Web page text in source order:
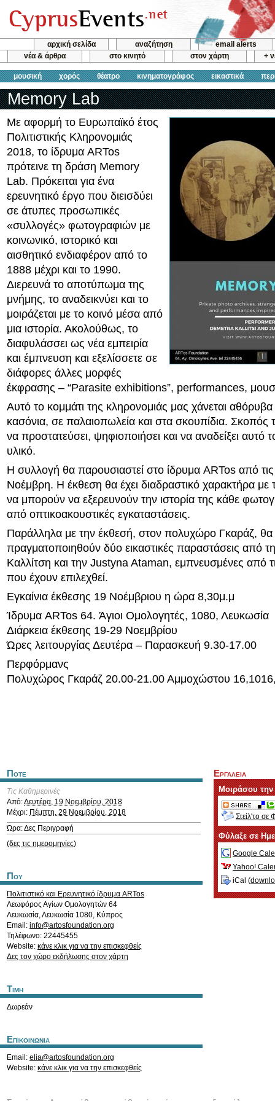
αρχική σελίδα αναζήτηση
email alerts
νέα & άρθρα
στο κινητό στον χάρτη +
μουσική χορός θέατρο κινηματογράφος εικαστικά
Memory Lab
Με αφορμή το Ευρωπαϊκό έτος
Πολιτιστικής Κληρονομιάς
2018, το ίδρυμα ARTos
πρότεινε τη δράση Memory
Lab. Πρόκειται για ένα
ερευνητικό έργο που διεισδύει
σε άτυπες προσωπικές
«συλλογές» φωτογραφιών με
κοινωνικό, ιστορικό και
αισθητικό ενδιαφέρον από το
1888 μέχρι και το 1990.
Διερευνά το αποτύπωμα της
μνήμης, το αναδεικνύει και το
μοιράζεται με το κοινό μέσα από
μια ιστορία. Ακολούθως, το
διαφυλάσσει ως νέα εμπειρία
και έμπνευση και εξελίσσετε σε
διάφορες άλλες μορφές
έκφρασης – “Parasite exhibitions”, performances,
Αυτό το κομμάτι της κληρονομιάς μας χάνεται
κασόνια, σε παλαιοπωλεία και στα σκουπίδια. Σκοπός
να προστατεύσει, ψηφιοποιήσει και να αναδείξει αυτό
υλικό.
Η συλλογή θα παρουσιαστεί στο ίδρυμα ARTos από
Νοέμβρη. Η έκθεση θα έχει διαδραστικό χαρακτήρα με
να μπορούν να εξερευνούν την ιστορία της κάθε
από οπτικοακουστικές εγκαταστάσεις.
Παράλληλα με την έκθεσή, στον πολυχώρο Γκαράζ, θα
πραγματοποιηθούν δύο εικαστικές παραστάσεις από
Καλλίτση και την Justyna Ataman, εμπνευσμένες από
που έχουν επιλεχθεί.
Εγκαίνια έκθεσης 19 Νοέμβριου η ώρα 8,30μ.μ
Ίδρυμα ARTos 64. Άγιοι Ομολογητές, 1080, Λευκωσία
Διάρκεια έκθεσης 19-29 Νοεμβρίου
Ώρες λειτουργίας Δευτέρα – Παρασκευή 9.30-17.00
Περφόρμανς
Πολυχώρος Γκαράζ 20.00-21.00 Αμμοχώστου
Ποτε
Τις Καθημερινές
Από:Δευτέρα, 19 Νοεμβρίου, 2018
Μέχρι: Πέμπτη, 29 Νοεμβρίου, 2018
Ώρα: Δες Περιγραφή
(δες τις ημερομηνίες)
Που
Πολιτιστικό και Ερευνητικό ίδρυμα ARTos
Λεωφόρος Αγίων Ομολογητών 64
Λευκωσία,Λευκωσία 1080, Κύπρος
Email: info@artosfoundation.org
Τηλέφωνο: 22445455
Website: κάνε κλικ για να την επισκεφθείς
Δες τον χώρο εκδήλωσης στον χάρτη
Τιμη
Δωρεάν
Επικοινωνια
Email: elia@artosfoundation.org
Website: κάνε κλικ για να την επισκεφθείς
Εργαλεια
Μοιράσου
Στείλ'το σε
Φύλαξε σε
Google
Yahoo!
iCal (